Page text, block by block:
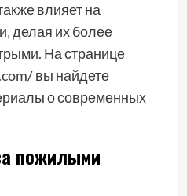
влияет на
делая их более
На странице
вы найдете
о современных
пожилыми